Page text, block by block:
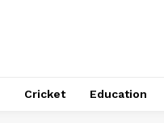
Cricket Education